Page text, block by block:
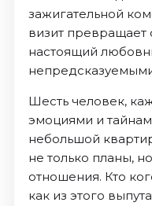
зажигательной
визит
настоящий
Шесть человек,
эмоциями и
небольшой
не только планы,
отношения. Кто
как из этого